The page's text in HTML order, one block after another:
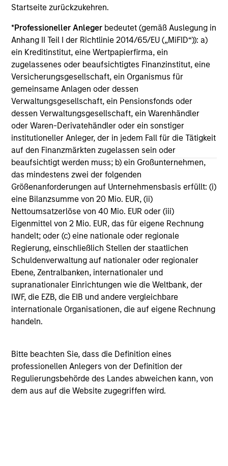
Startseite zurückzukehren.
*Professioneller Anleger bedeutet (gemäß Auslegung in
Anhang II Teil I der Richtlinie 2014/65/EU („MiFID“)): a)
ein Kreditinstitut, eine Wertpapierfirma, ein
zugelassenes oder beaufsichtigtes Finanzinstitut, eine
Versicherungsgesellschaft, ein Organismus für
gemeinsame Anlagen oder dessen
Verwaltungsgesellschaft, ein Pensionsfonds oder
dessen Verwaltungsgesellschaft, ein Warenhändler
oder Waren-Derivatehändler oder ein sonstiger
institutioneller Anleger, der in jedem Fall für die Tätigkeit
auf den Finanzmärkten zugelassen sein oder
beaufsichtigt werden muss; b) ein Großunternehmen,
das mindestens zwei der folgenden
Größenanforderungen auf Unternehmensbasis erfüllt: (i)
eine Bilanzsumme von 20 Mio. EUR, (ii)
Nettoumsatzerlöse von 40 Mio. EUR oder (iii)
Eigenmittel von 2 Mio. EUR, das für eigene Rechnung
handelt; oder (c) eine nationale oder regionale
Regierung, einschließlich Stellen der staatlichen
Schuldenverwaltung auf nationaler oder regionaler
Ebene, Zentralbanken, internationaler und
supranationaler Einrichtungen wie die Weltbank, der
IWF, die EZB, die EIB und andere vergleichbare
internationale Organisationen, die auf eigene Rechnung
handeln.
Bitte beachten Sie, dass die Definition eines
professionellen Anlegers von der Definition der
Regulierungsbehörde des Landes abweichen kann, von
dem aus auf die Website zugegriffen wird.
ARTICLE
Broad Markets Fixed Income Multi-
Sector Playbook: A World of
Increasing Dispersion
What should fixed income investors be
watching for the rest of 2026? The Broad
Markets Fixed Income team explores the key
issues.
30-JUL-2026
purposes only. The information contained herein does
not constitute and should not be construed as an
offering of advisory services or an offer to sell or a
solicitation of an offer to buy any securities in any
jurisdiction in which such offer or solicitation,